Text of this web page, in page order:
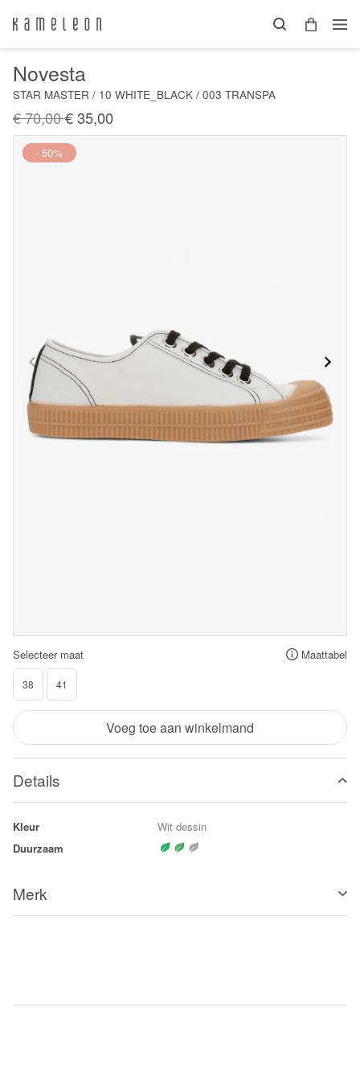
Novesta
STAR MASTER / 10 WHITE_BLACK / 003 TRANSPA
€ 70,00€ 35,00
Nieuw
- 50%
Selecteer maat Maattabel
38 41
Voeg toe aan winkelmand
Details
Kleur
Wit dessin
Duurzaam
Merk